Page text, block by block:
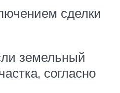
сделки
земельный
согласно